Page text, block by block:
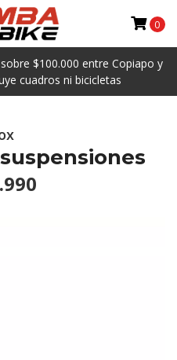
$100.000 entre Copiapo y
cuadros ni bicicletas
0